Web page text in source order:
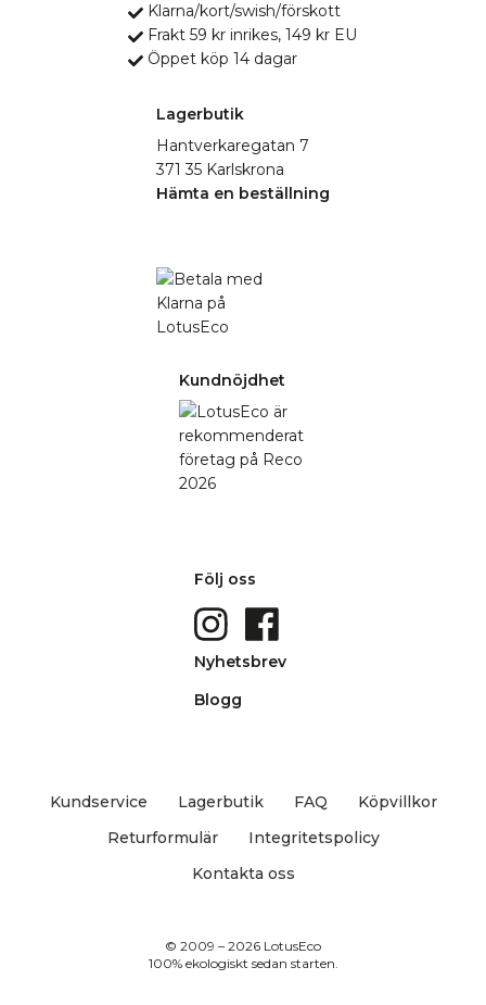
Klarna/kort/swish/förskott
Frakt 59 kr inrikes, 149 kr EU
Öppet köp 14 dagar
Lagerbutik
Hantverkaregatan 7
371 35 Karlskrona
Hämta en beställning
Kundnöjdhet
Följ oss
Nyhetsbrev
Blogg
Kundservice Lagerbutik FAQ
Köpvillkor
Returformulär
Integritetspolicy
Kontakta oss
© 2009 – 2026 LotusEco
100% ekologiskt sedan starten.